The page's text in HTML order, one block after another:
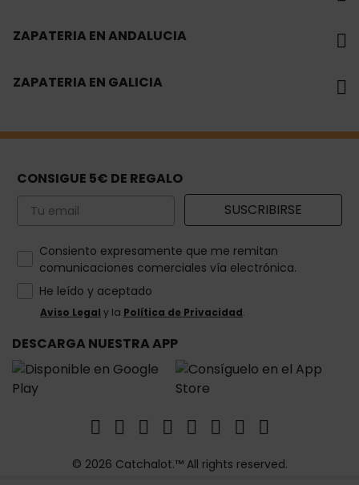
ZAPATERIA EN ANDALUCIA
ZAPATERIA EN GALICIA
CONSIGUE 5€ DE REGALO
Email SUSCRIBIRSE
How would you like to hear from us?
Consiento expresamente que me remitan
comunicaciones comerciales vía electrónica.
He leído y aceptado
Aviso Legal y la Política de Privacidad.
DESCARGA NUESTRA APP
© 2026 Catchalot.™ All rights reserved.